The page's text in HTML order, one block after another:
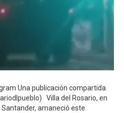
Una publicación compartida
Villa del Rosario, en
amaneció este